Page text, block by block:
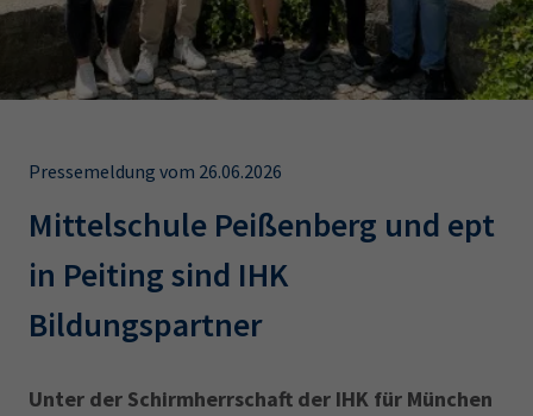
Leichte Sprache
IHK regional
Karriere
Presse
EN
AdA
34d
Prüfungstermine
Wirtschaftsfachwirt
34f
Negativerklärung
Sachkundeprüfung
Berichtsheft
AEVO
Pressemeldung vom 26.06.2026
Mittelschule Peißenberg und ept
in Peiting sind IHK
Bildungspartner
Unter der Schirmherrschaft der IHK für München